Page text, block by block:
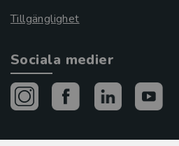
Tillgänglighet
Sociala medier